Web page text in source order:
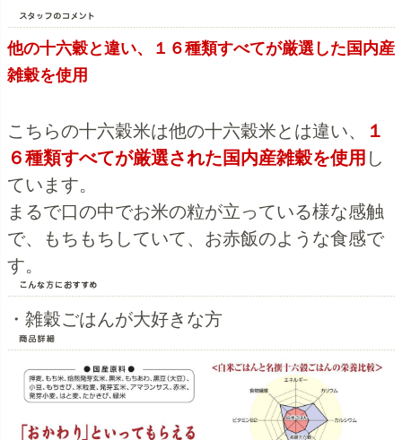
他の十六穀と違い、１６種類すべてが厳選した国内産
雑穀を使用
こちらの十六穀米は他の十六穀米とは違い、
１
６種類すべてが厳選された国内産雑穀を使用 し
ています。
まるで口の中でお米の粒が立っている様な感触
で、もちもちしていて、お赤飯のような食感で
す。
・雑穀ごはんが大好きな方